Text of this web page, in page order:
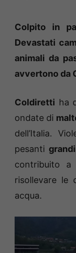
Colpito in
Devastati
animali da
avvertono da
Coldiretti ha
ondate di
dell’Italia.
pesanti
contribuito
risollevare le
acqua.